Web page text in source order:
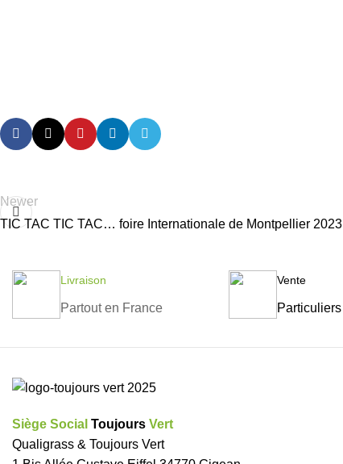
Newer
TIC TAC TIC TAC… foire Internationale de Montpellier 2023
Livraison
Partout en France
Vente
Particuliers
Siège Social Toujours Vert
Qualigrass & Toujours Vert